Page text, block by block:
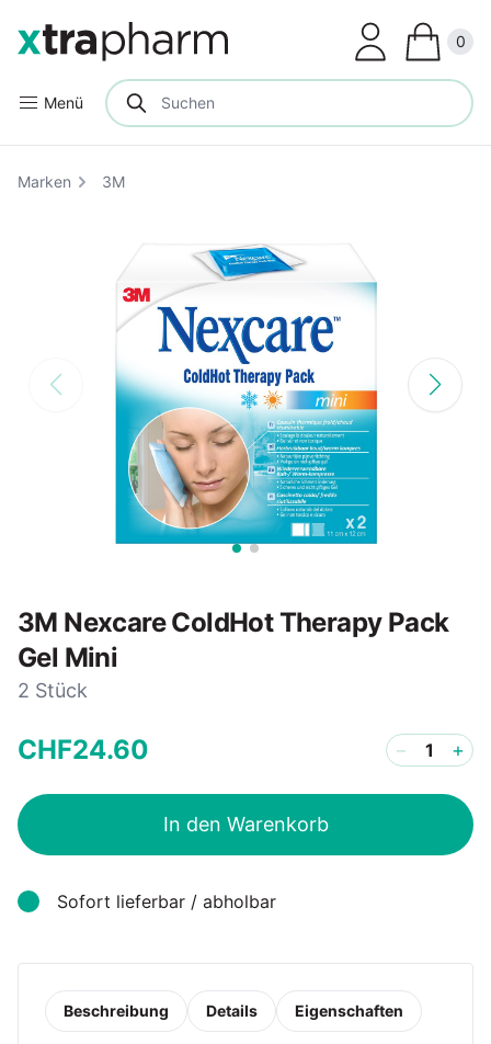
Menü
0
Marken 3M
3M Nexcare ColdHot Therapy Pack
Gel Mini
2 Stück
CHF24.60 − +
In den Warenkorb
Sofort lieferbar / abholbar
Beschreibung Details Eigenschaften